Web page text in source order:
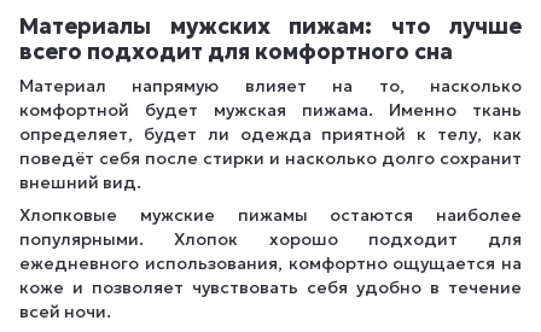
Материалы мужских пижам: что лучше
всего подходит для комфортного сна
Материал напрямую влияет на то, насколько
комфортной будет мужская пижама. Именно ткань
определяет, будет ли одежда приятной к телу, как
поведёт себя после стирки и насколько долго сохранит
внешний вид.
Хлопковые мужские пижамы остаются наиболее
популярными. Хлопок хорошо подходит для
ежедневного использования, комфортно ощущается на
коже и позволяет чувствовать себя удобно в течение
всей ночи.